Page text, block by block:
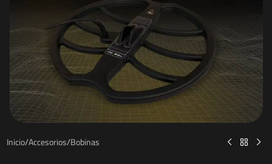
Inicio/Accesorios/Bobinas